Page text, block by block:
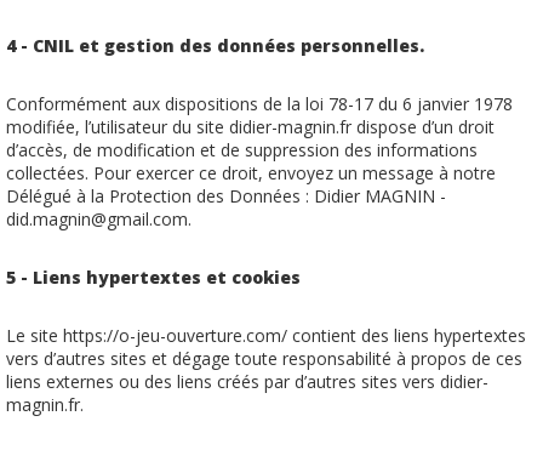
4 - CNIL et gestion des données personnelles.
Conformément aux dispositions de la loi 78-17 du 6 janvier 1978
modifiée, l’utilisateur du site didier-magnin.fr dispose d’un droit
d’accès, de modification et de suppression des informations
collectées. Pour exercer ce droit, envoyez un message à notre
Délégué à la Protection des Données : Didier MAGNIN -
did.magnin@gmail.com.
5 - Liens hypertextes et cookies
Le site https://o-jeu-ouverture.com/ contient des liens hypertextes
vers d’autres sites et dégage toute responsabilité à propos de ces
liens externes ou des liens créés par d’autres sites vers didier-
magnin.fr.